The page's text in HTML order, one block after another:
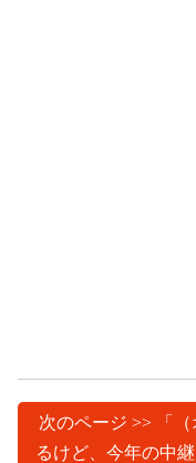
次のページ >> 「
るけど、今年の中